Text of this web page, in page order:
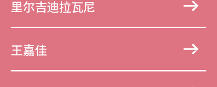
里尔吉迪拉瓦尼
王嘉佳